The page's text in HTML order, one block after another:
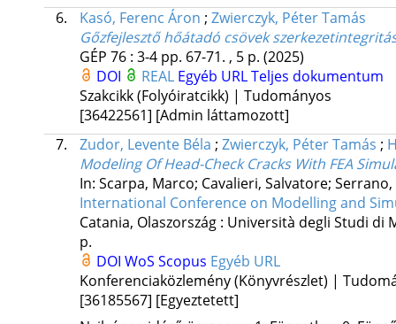
6.
Kasó, Ferenc Áron ; Zwierczyk, Péter Tamás
Gőzfejlesztő hőátadó csövek
GÉP 76: 3-4 pp. 67-71. , 5 p. (2025)
DOI
REAL Egyéb URLTeljes dokumentum
Szakcikk (Folyóiratcikk) | Tudományos
[36422561] [Admin láttamozott]
7.
Zudor, Levente Béla ; Zwierczyk, Péter Tamás ;
Modeling Of Head-Check Cracks With FEA
In: Scarpa, Marco; Cavalieri, Salvatore;
International Conference on Modelling and
Catania, Olaszország : Università degli Studi di
p.
DOI WoS Scopus Egyéb URL
Konferenciaközlemény (Könyvrészlet) |
[36185567] [Egyeztetett]